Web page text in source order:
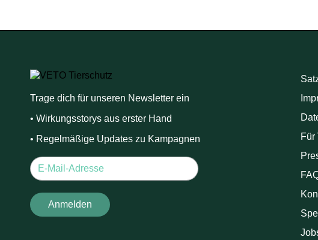
Trage dich für unseren Newsletter ein
• Wirkungsstorys aus erster Hand
• Regelmäßige Updates zu Kampagnen
Für